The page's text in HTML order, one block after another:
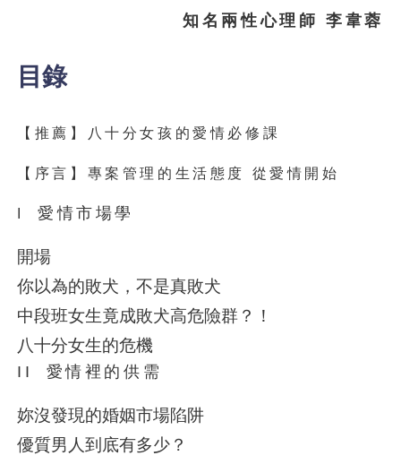
知名兩性心理師 李韋蓉
目錄
【推薦】八十分女孩的愛情必修課
【序言】專案管理的生活態度 從愛情開始
愛情市場學
開場
你以為的敗犬，不是真敗犬
中段班女生竟成敗犬高危險群？！
八十分女生的危機
II 愛情裡的供需
妳沒發現的婚姻市場陷阱
優質男人到底有多少？